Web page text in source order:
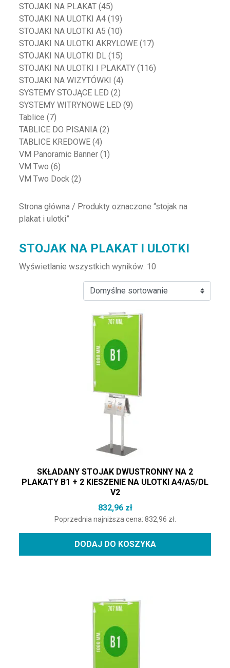
STOJAKI NA PLAKAT (45)
STOJAKI NA ULOTKI A4 (19)
STOJAKI NA ULOTKI A5 (10)
STOJAKI NA ULOTKI AKRYLOWE (17)
STOJAKI NA ULOTKI DL (15)
STOJAKI NA ULOTKI I PLAKATY (116)
STOJAKI NA WIZYTÓWKI (4)
SYSTEMY STOJĄCE LED (2)
SYSTEMY WITRYNOWE LED (9)
Tablice (7)
TABLICE DO PISANIA (2)
TABLICE KREDOWE (4)
VM Panoramic Banner (1)
VM Two (6)
VM Two Dock (2)
Strona główna / Produkty oznaczone “stojak na
plakat i ulotki”
STOJAK NA PLAKAT I ULOTKI
Wyświetlanie wszystkich wyników: 10
SKŁADANY STOJAK DWUSTRONNY NA 2
PLAKATY B1 + 2 KIESZENIE NA ULOTKI A4/A5/DL
V2
832,96 zł
Poprzednia najniższa cena: 832,96 zł.
DODAJ DO KOSZYKA